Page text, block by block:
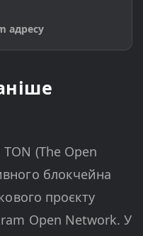
адресу
(The Open
блокчейна
проєкту
Open Network. У